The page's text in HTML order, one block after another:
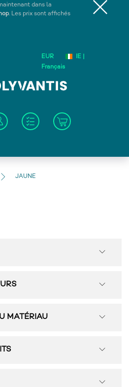
dans la
. Les prix sont affichés
EUR
IE |
Français
JAUNE
MATÉRIAU